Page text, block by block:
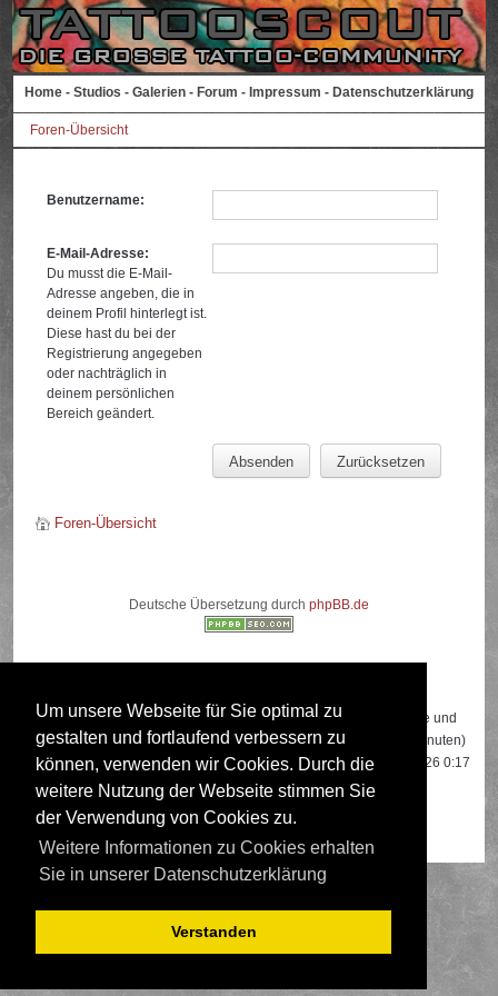
Um unsere Webseite für Sie optimal zu
gestalten und fortlaufend verbessern zu
können, verwenden wir Cookies. Durch die
weitere Nutzung der Webseite stimmen Sie
der Verwendung von Cookies zu.
Weitere Informationen zu Cookies erhalten
Sie in unserer Datenschutzerklärung
Verstanden
Home - Studios - Galerien - Forum - Impressum - Datenschutzerklärung
Foren-Übersicht
Benutzername:
E-Mail-Adresse:
Du musst die E-Mail-
Adresse angeben, die in
deinem Profil hinterlegt ist.
Diese hast du bei der
Registrierung angegeben
oder nachträglich in
deinem persönlichen
Bereich geändert.
Foren-Übersicht
Deutsche Übersetzung durch phpBB.de
Insgesamt sind600Besucher online: 1 registrierter, 0 unsichtbare und
599 Gäste (basierend auf den aktiven Besuchern der letzten 5 Minuten)
Der Besucherrekord liegt bei22108Besuchern, die am 13.04.2026 0:17
gleichzeitig online waren.
Google [Bot]